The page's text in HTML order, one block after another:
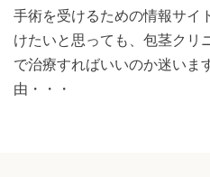
手術を受けるための情報サ
けたいと思っても、包茎クリ
で治療すればいいのか迷いま
由・・・